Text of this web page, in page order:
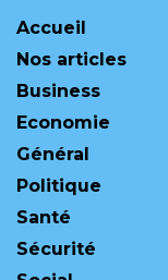
Accueil
Nos articles
Business
Economie
Général
Politique
Santé
Sécurité